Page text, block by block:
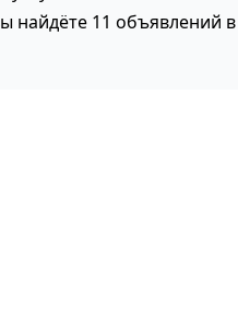
найдёте 11 объявлений